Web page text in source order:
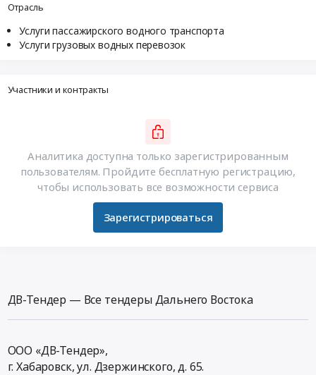
Отрасль
Услуги пассажирского водного транспорта
Услуги грузовых водных перевозок
Участники и контракты
Аналитика доступна только зарегистрированным
пользователям. Пройдите бесплатную регистрацию,
чтобы использовать все возможности сервиса
Зарегистрироваться
ДВ-Тендер — Все тендеры Дальнего Востока
ООО «ДВ-Тендер»,
г. Хабаровск,ул. Дзержинского, д. 65.